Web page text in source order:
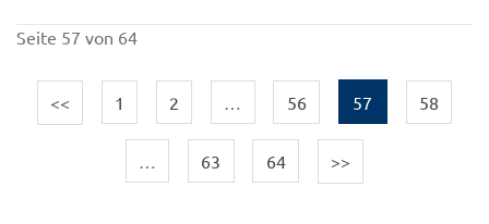
Seite 57 von 64
<< 1 2 56 57 58
63 64 >>